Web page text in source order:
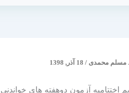
مسلم محمدی / 18 آذر, 1398